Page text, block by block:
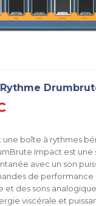
boîte à rythmes
Impact est une
avec un son
de performance
des sons
viscérale et